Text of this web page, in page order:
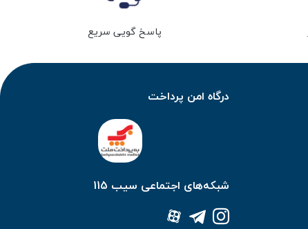
پاسخ گویی سریع
درگاه امن پرداخت
شبکه‌های اجتماعی سیب 115